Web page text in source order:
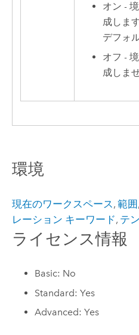
オン -
成しま
デフォ
オフ -
成しま
環境
現在のワークスペース , 範囲,
レーション キーワード, テ
ライセンス情報
Basic: No
Standard: Yes
Advanced: Yes